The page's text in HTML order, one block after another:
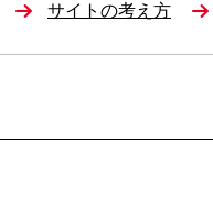
サイトの考え方